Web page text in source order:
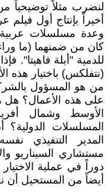
لنضرب مثلاً توضيحياً
وعدة مسلسلات
للدمية "أبلة
(نتفلكس) باختيار هذه
من هو المسؤول
على هذه الأعمال؟
الأوسط وشمال
المسلسلات الدولية؟
المدير التنفيذي
مستشاري السيناريو
دوراً في عملية
أيضاً من المستحيل أن